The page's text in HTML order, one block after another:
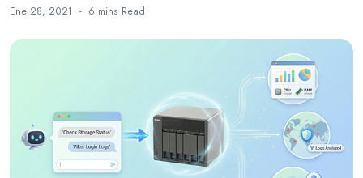
Ene 28, 2021 6 mins Read